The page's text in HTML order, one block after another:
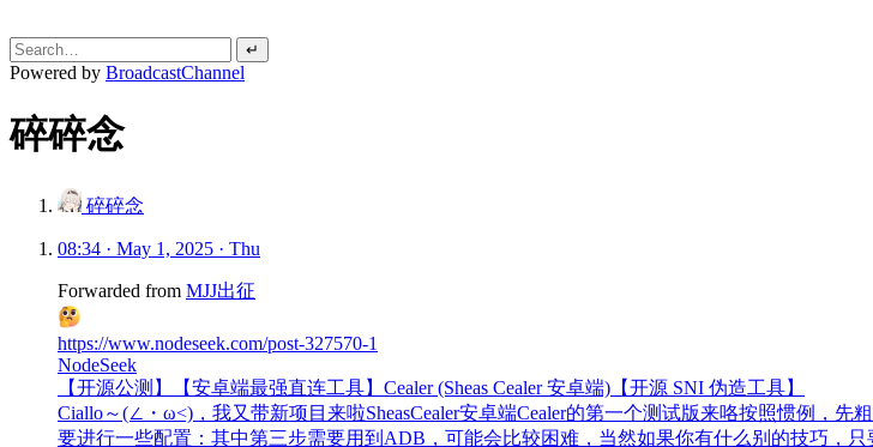
↵
Powered by BroadcastChannel
碎碎念
碎碎念
08:34 · May 1, 2025 · Thu
Forwarded from MJJ出征
https://www.nodeseek.com/post-327570-1
NodeSeek
【开源公测】【安卓端最强直连工具】Cealer (Sheas Cealer 安卓端)【开源 SNI 伪造工具】
Ciallo～(∠・ω<)，我又带新项目来啦SheasCealer安卓端Cealer的第一个测试版来咯按照惯例，
要进行一些配置：其中第三步需要用到ADB，可能会比较困难，当然如果你有什么别的技巧，只